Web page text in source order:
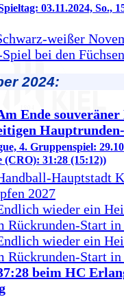
03.11.2024, So.,
weißer
bei den
2024:
Ende
4. Gruppenspiel:
(CRO): 31:28 (15:12))
Hauptstadt
2027
wieder ein
Rückrunden-Start
wieder ein
Rückrunden-Start
beim HC